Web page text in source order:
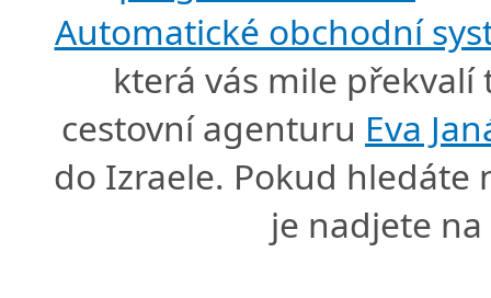
Automatické obchodní
která vás mile
cestovní agenturu Eva
do Izraele. Pokud hledáte
je nadjete